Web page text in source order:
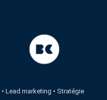
•Lead marketing • Stratégie